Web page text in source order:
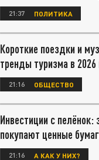
21:37 ПОЛИТИКА
Короткие поездки и
тренды туризма в 2026
21:16 ОБЩЕСТВО
Инвестиции с
покупают ценные
21:16 А КАК У НИХ?